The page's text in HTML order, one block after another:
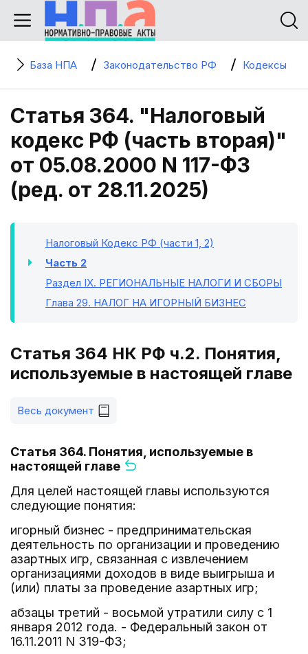
База НПА Законодательство РФ Кодексы
Статья 364. "Налоговый
кодекс РФ (часть вторая)"
от 05.08.2000 N 117-ФЗ
(ред. от 28.11.2025)
Налоговый Кодекс РФ (части 1, 2)
Часть 2
Раздел IX. РЕГИОНАЛЬНЫЕ НАЛОГИ И СБОРЫ
Глава 29. НАЛОГ НА ИГОРНЫЙ БИЗНЕС
Статья 364 НК РФ ч.2. Понятия,
используемые в настоящей главе
Весь документ
Статья 364. Понятия, используемые в
настоящей главе
Для целей настоящей главы используются
следующие понятия:
игорный бизнес - предпринимательская
деятельность по организации и проведению
азартных игр, связанная с извлечением
организациями доходов в виде выигрыша и
(или) платы за проведение азартных игр;
абзацы третий - восьмой утратили силу с 1
января 2012 года. - Федеральный закон от
16.11.2011 N 319-ФЗ;